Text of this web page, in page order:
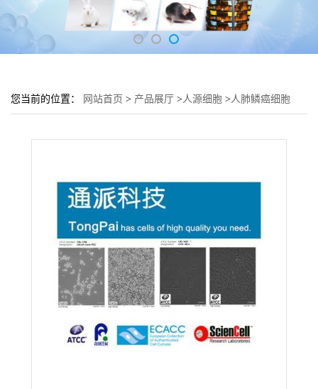
您当前的位置： 网站首页 > 产品展厅 >人源细胞 >人肺鳞癌细胞